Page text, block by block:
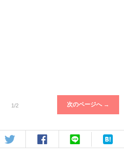
1/2 次のページへ →